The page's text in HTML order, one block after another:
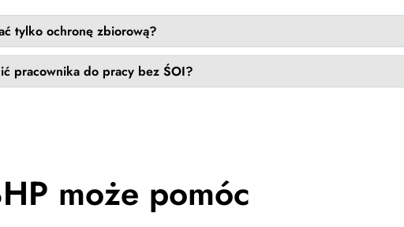
tylko ochronę zbiorową?
pracownika do pracy bez ŚOI?
może pomóc